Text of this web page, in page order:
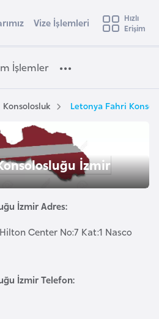
seçin
e
t
ş
i
Vize İşlemleri
Hızlı
Erişim
İşlemler
Konsolosluk Letonya Fahri
İzmir
İzmir Adres:
Center No:7 Kat:1 Nasco
İzmir Telefon: